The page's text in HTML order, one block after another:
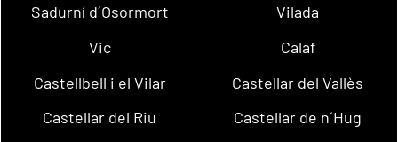
Sadurní d´Osormort
Vilada
Vic
Calaf
Castellbell i el Vilar
Castellar del Vallès
Castellar del Riu
Castellar de n´Hug